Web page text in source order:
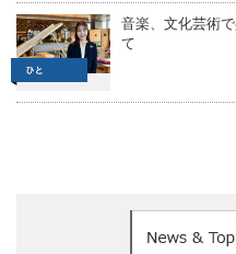
音楽、文化芸術
て